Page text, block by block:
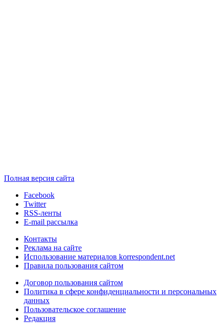
Полная версия сайта
Facebook
Twitter
RSS-ленты
E-mail рассылка
Контакты
Реклама на сайте
Использование материалов korrespondent.net
Правила пользования сайтом
Договор пользования сайтом
Политика в сфере конфиденциальности и персональных
данных
Пользовательское соглашение
Редакция